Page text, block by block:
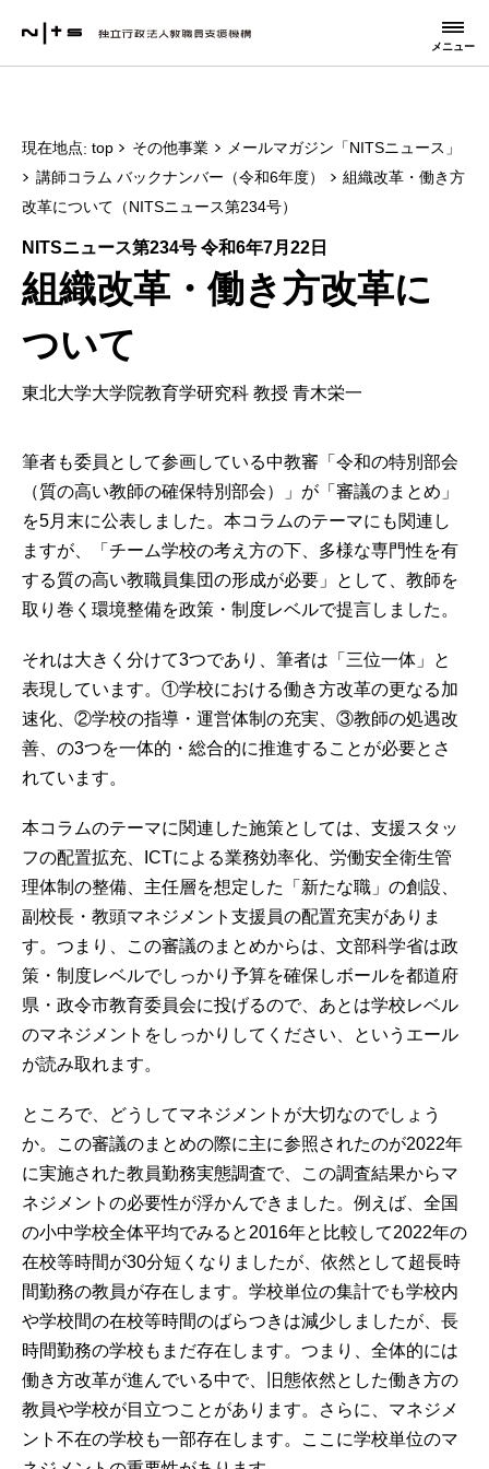
メニュー
現在地点 top その他事業
メールマガジン「NITSニュース」
講師コラム バックナンバー（令和6年度）
組織改革・働き方
改革について（NITSニュース第234号）
NITSニュース第234号 令和6年7月22日
組織改革・働き方改革に
ついて
東北大学大学院教育学研究科 教授 青木栄一
筆者も委員として参画している中教審「令和の特別部会
（質の高い教師の確保特別部会）」が「審議のまとめ」
を5月末に公表しました。本コラムのテーマにも関連し
ますが、「チーム学校の考え方の下、多様な専門性を有
する質の高い教職員集団の形成が必要」として、教師を
取り巻く環境整備を政策・制度レベルで提言しました。
それは大きく分けて3つであり、筆者は「三位一体」と
表現しています。①学校における働き方改革の更なる加
速化、②学校の指導・運営体制の充実、③教師の処遇改
善、の3つを一体的・総合的に推進することが必要とさ
れています。
本コラムのテーマに関連した施策としては、支援スタッ
フの配置拡充、ICTによる業務効率化、労働安全衛生管
理体制の整備、主任層を想定した「新たな職」の創設、
副校長・教頭マネジメント支援員の配置充実がありま
す。つまり、この審議のまとめからは、文部科学省は政
策・制度レベルでしっかり予算を確保しボールを都道府
県・政令市教育委員会に投げるので、あとは学校レベル
のマネジメントをしっかりしてください、というエール
が読み取れます。
ところで、どうしてマネジメントが大切なのでしょう
か。この審議のまとめの際に主に参照されたのが2022年
に実施された教員勤務実態調査で、この調査結果からマ
ネジメントの必要性が浮かんできました。例えば、全国
の小中学校全体平均でみると2016年と比較して2022年の
在校等時間が30分短くなりましたが、依然として超長時
間勤務の教員が存在します。学校単位の集計でも学校内
や学校間の在校等時間のばらつきは減少しましたが、長
時間勤務の学校もまだ存在します。つまり、全体的には
働き方改革が進んでいる中で、旧態依然とした働き方の
教員や学校が目立つことがあります。さらに、マネジメ
ント不在の学校も一部存在します。ここに学校単位のマ